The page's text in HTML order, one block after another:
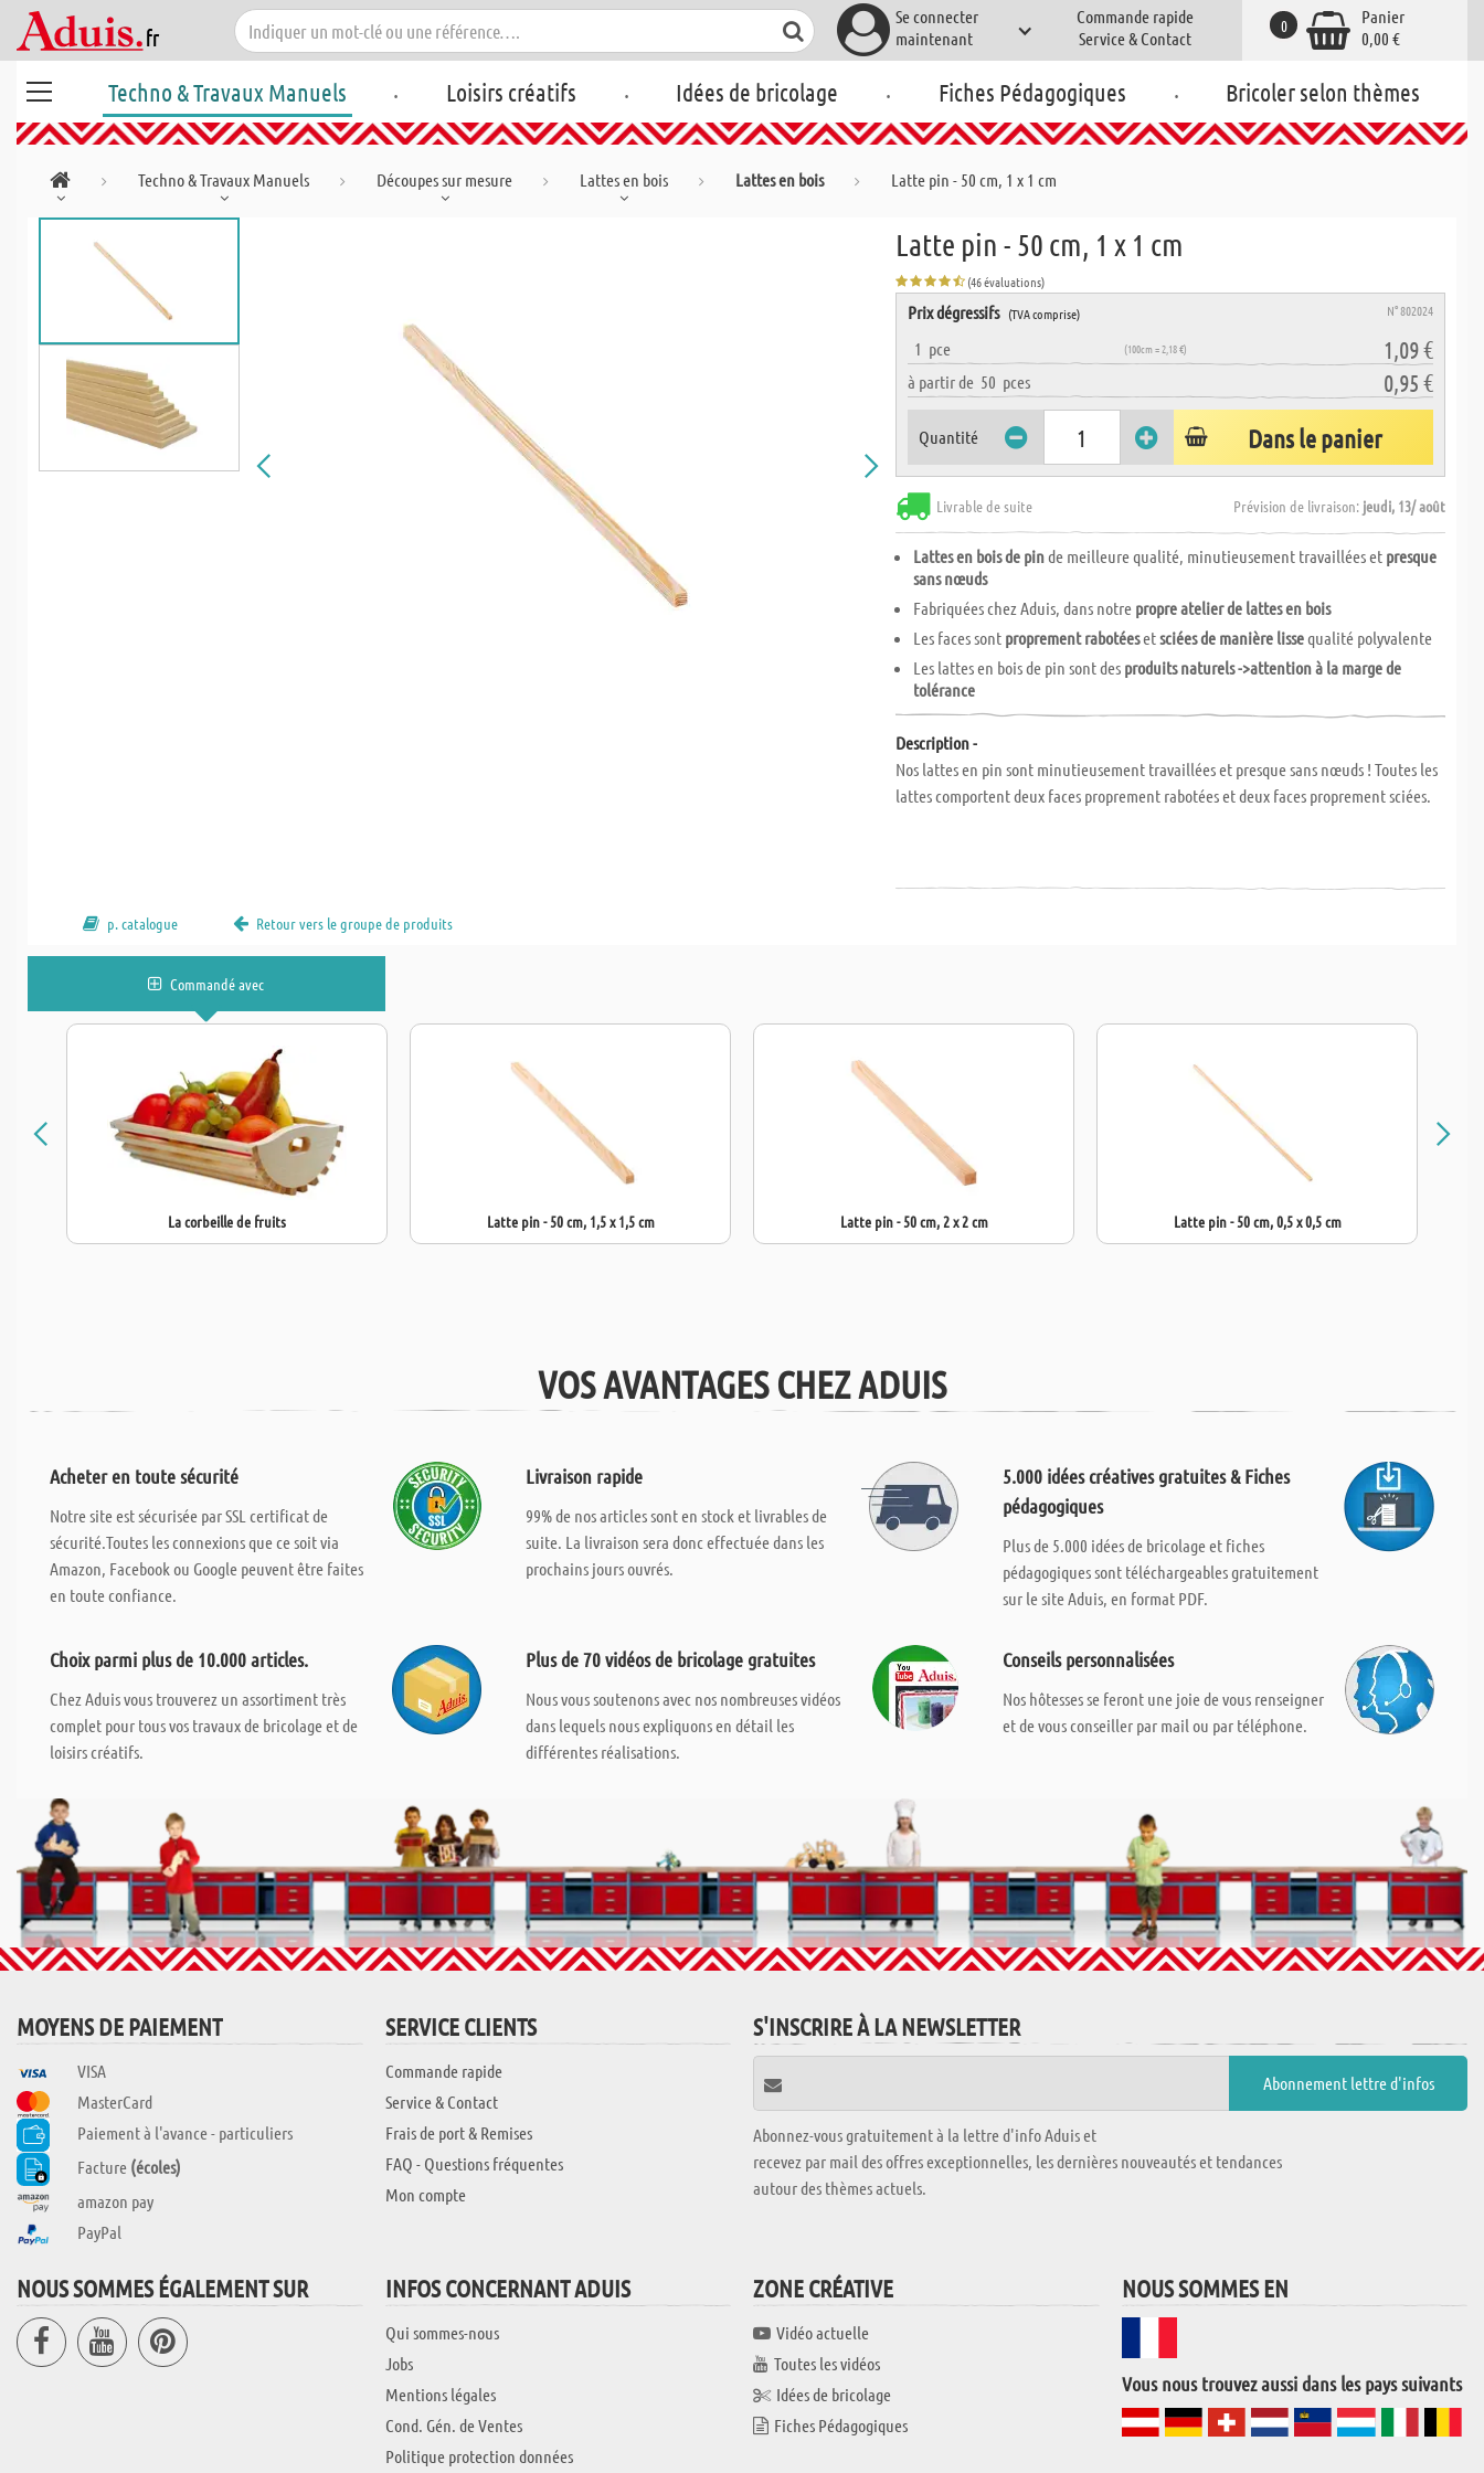
Se connecter
maintenant
Commande rapide
Service & Contact
Panier
0,00 €
0
Techno & Travaux Manuels . Loisirs créatifs . Idées de bricolage . Fiches Pédagogiques . Bricoler selon thèmes
Techno & Travaux Manuels Découpes sur mesure Lattes en bois Lattes en bois Latte pin - 50 cm, 1 x 1 cm
Latte pin - 50 cm, 1 x 1 cm
(46 évaluations)
Prix dégressifs (TVA comprise) N° 802024
1 pce (100cm = 2,18 €) 1,09 €
à partir de 50 pces 0,95 €
Quantité Dans le panier
Livrable de suite Prévision de livraison: jeudi, 13/ août
Lattes en bois de pinde meilleure qualité, minutieusement travaillées et presque
sans nœuds
Fabriquées chez Aduis, dans notre propre atelier de lattes en bois
Les faces sont proprement rabotéesetsciées de manière lissequalité polyvalente
Les lattes en bois de pin sont des produits naturels ->attention à la marge de
tolérance
Description -
Nos lattes en pin sont minutieusement travaillées et presque sans nœuds ! Toutes les
lattes comportent deux faces proprement rabotées et deux faces proprement sciées.
p. catalogue Retour vers le groupe de produits
Commandé avec
La corbeille de fruits Latte pin - 50 cm, 1,5 x 1,5 cm Latte pin - 50 cm, 2 x 2 cm Latte pin - 50 cm, 0,5 x 0,5 cm
VOS AVANTAGES CHEZ ADUIS
Acheter en toute sécurité
Notre site est sécurisée par SSL certificat de
sécurité.Toutes les connexions que ce soit via
Amazon, Facebook ou Google peuvent être faites
en toute confiance.
Livraison rapide
99% de nos articles sont en stock et livrables de
suite. La livraison sera donc effectuée dans les
prochains jours ouvrés.
5.000 idées créatives gratuites & Fiches
pédagogiques
Plus de 5.000 idées de bricolage et fiches
pédagogiques sont téléchargeables gratuitement
sur le site Aduis, en format PDF.
Choix parmi plus de 10.000 articles.
Chez Aduis vous trouverez un assortiment très
complet pour tous vos travaux de bricolage et de
loisirs créatifs.
Plus de 70 vidéos de bricolage gratuites
Nous vous soutenons avec nos nombreuses vidéos
dans lequels nous expliquons en détail les
différentes réalisations.
Conseils personnalisées
Nos hôtesses se feront une joie de vous renseigner
et de vous conseiller par mail ou par téléphone.
MOYENS DE PAIEMENT
VISA
MasterCard
Paiement à l'avance - particuliers
Facture (écoles)
amazon pay
PayPal
SERVICE CLIENTS
Commande rapide
Service & Contact
Frais de port & Remises
FAQ - Questions fréquentes
Mon compte
S'INSCRIRE À LA NEWSLETTER
Abonnez-vous gratuitement à la lettre d'info Aduis et
recevez par mail des offres exceptionnelles, les dernières nouveautés et tendances
autour des thèmes actuels.
NOUS SOMMES ÉGALEMENT SUR INFOS CONCERNANT ADUIS
Qui sommes-nous
Jobs
Mentions légales
Cond. Gén. de Ventes
Politique protection données
ZONE CRÉATIVE
Vidéo actuelle
Toutes les vidéos
Idées de bricolage
Fiches Pédagogiques
NOUS SOMMES EN
Vous nous trouvez aussi dans les pays suivants